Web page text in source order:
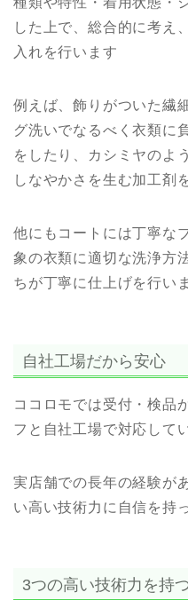
した上で、総合的に考え
入れを行います
例えば、飾りがついた繊
グ洗いでなるべく衣類に
をしたり、カシミヤのよ
しなやかさを生む加工剤
他にもコートには丁寧な
象の衣類に適切な洗浄方
ちが丁寧に仕上げを行い
自社工場だから安心
ココロモでは受付・検品
フと自社工場で対応して
実店舗での長年の経験が
い高い技術力に自信を持
3つの高い技術力を持